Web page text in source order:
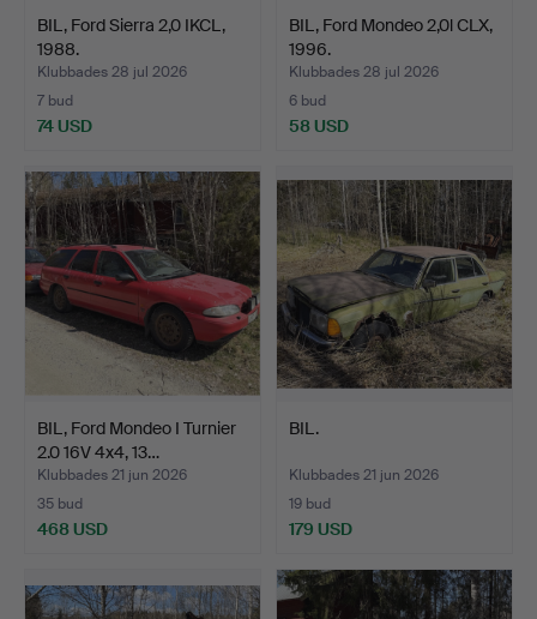
BIL, Ford Sierra 2,0 IKCL,
1988.
Klubbades 28 jul 2026
7 bud
74 USD
BIL, Ford Mondeo 2,0l CLX,
1996.
Klubbades 28 jul 2026
6 bud
58 USD
BIL, Ford Mondeo I Turnier
2.0 16V 4x4, 13…
Klubbades 21 jun 2026
35 bud
468 USD
BIL.
Klubbades 21 jun 2026
19 bud
179 USD